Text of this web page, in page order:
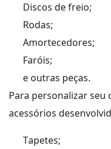
Discos de freio;
Rodas;
Amortecedores;
Faróis;
e outras peças.
Para personalizar seu
acessórios
Tapetes;